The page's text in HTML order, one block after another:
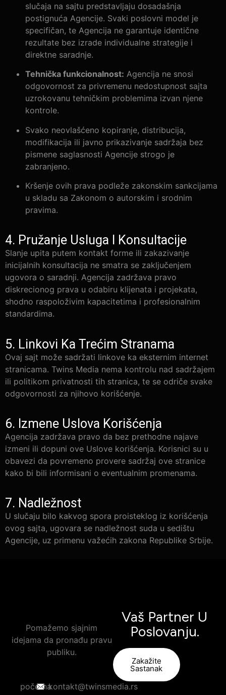
slučaja na sajtu predstavljaju dosadašnja
postignuća Agencije. Svaki poslovni model je
specifičan, te Agencija ne garantuje identične
rezultate bez izrade individualne strategije i
direktne saradnje.
Tehnička funkcionalnost: Agencija ne snosi
odgovornost za privremenu nedostupnost sajta
uzrokovanu tehničkim problemima izvan njene
kontrole.
Svako neovlašćeno kopiranje, distribucija,
modifikacija ili javno prikazivanje sadržaja bez
pismene saglasnosti Agencije strogo je
zabranjeno.
Kršenje ovih prava podleže zakonskim sankcijama
u skladu sa Zakonom o autorskim i srodnim
pravima.
4. Pružanje Usluga I Konsultacije
Slanje upita putem kontakt forme ili zakazivanje
inicijalnih konsultacija ne smatra se zaključenjem
ugovora o saradnji. Agencija zadržava pravo
diskrecionog prava u odabiru klijenata i projekata,
shodno raspoloživim kapacitetima i profesionalnim
standardima.
5. Linkovi Ka Trećim Stranama
Ovaj sajt može sadržati linkove ka eksternim internet
stranicama. Twins Media nema kontrolu nad sadržajem
ili politikom privatnosti tih stranica, te se odriče svake
odgovornosti za njihovo korišćenje.
6. Izmene Uslova Korišćenja
Agencija zadržava pravo da bez prethodne najave
izmeni ili dopuni ove Uslove korišćenja. Korisnici su u
obavezi da povremeno provere sadržaj ove stranice
kako bi bili informisani o eventualnim promenama.
7. Nadležnost
U slučaju bilo kakvog spora proisteklog iz korišćenja
ovog sajta, ugovara se nadležnost suda u sedištu
Agencije, uz primenu važećih zakona Republike Srbije.
Pomažemo sjajnim
idejama da pronađu pravu
publiku.
početnakontakt@twinsmedia.rs
Vaš Partner U
Poslovanju.
Zakažite
Sastanak